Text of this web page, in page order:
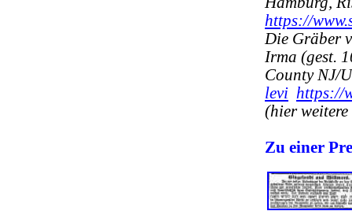
https://
Die Gräber
Irma (gest.
County NJ/
levi https://
(hier
Zu einer